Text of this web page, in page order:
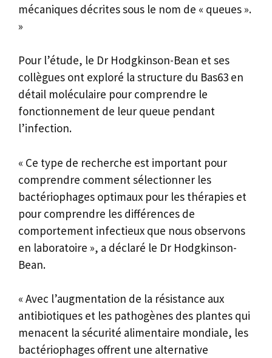
mécaniques décrites sous le nom de « queues ».
»
Pour l’étude, le Dr Hodgkinson-Bean et ses
collègues ont exploré la structure du Bas63 en
détail moléculaire pour comprendre le
fonctionnement de leur queue pendant
l’infection.
« Ce type de recherche est important pour
comprendre comment sélectionner les
bactériophages optimaux pour les thérapies et
pour comprendre les différences de
comportement infectieux que nous observons
en laboratoire », a déclaré le Dr Hodgkinson-
Bean.
« Avec l’augmentation de la résistance aux
antibiotiques et les pathogènes des plantes qui
menacent la sécurité alimentaire mondiale, les
bactériophages offrent une alternative